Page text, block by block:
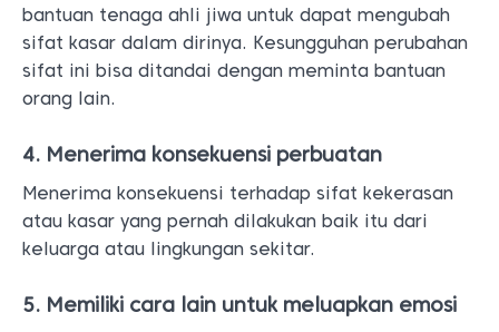
bantuan tenaga ahli jiwa untuk dapat mengubah
sifat kasar dalam dirinya. Kesungguhan perubahan
sifat ini bisa ditandai dengan meminta bantuan
orang lain.
4. Menerima konsekuensi perbuatan
Menerima konsekuensi terhadap sifat kekerasan
atau kasar yang pernah dilakukan baik itu dari
keluarga atau lingkungan sekitar.
5. Memiliki cara lain untuk meluapkan emosi